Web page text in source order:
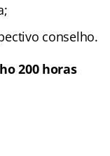
conselho.
200 horas